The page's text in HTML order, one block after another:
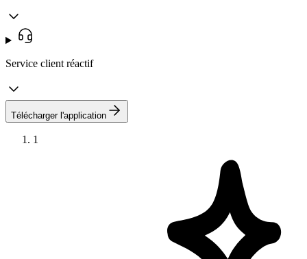
Service client réactif
Télécharger l'application
1